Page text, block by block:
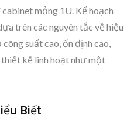
mỏng 1U. Kế hoạch
trên các nguyên tắc về hiệu
suất cao, ổn định cao,
kế linh hoạt như một
Biết